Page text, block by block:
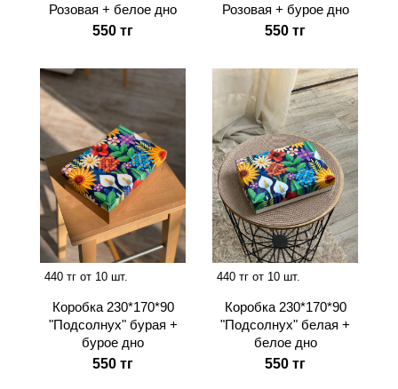
Розовая + белое дно
550 тг
Розовая + бурое дно
550 тг
440 тг от 10 шт.
Коробка 230*170*90
"Подсолнух" бурая +
бурое дно
550 тг
440 тг от 10 шт.
Коробка 230*170*90
"Подсолнух" белая +
белое дно
550 тг